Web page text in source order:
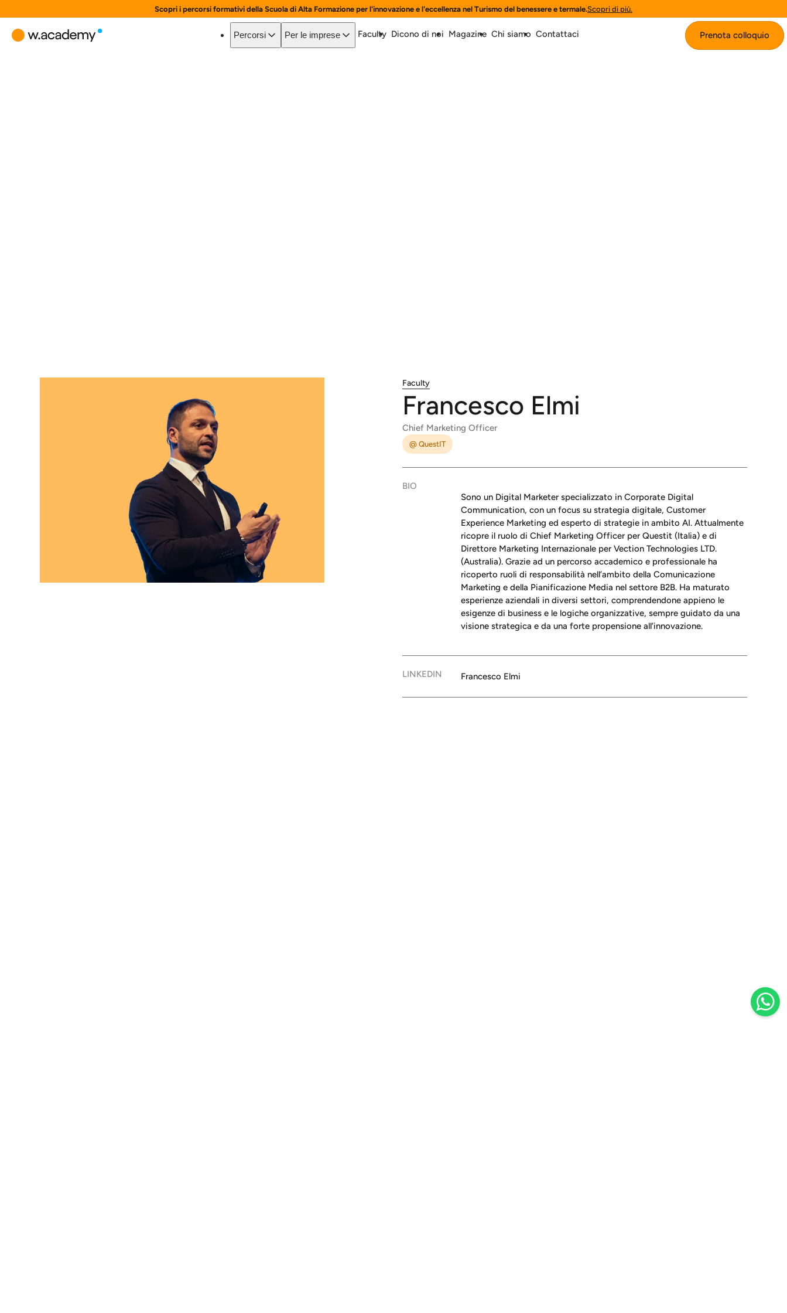
Scopri i percorsi formativi della Scuola di Alta Formazione per l'innovazione e l'eccellenza nel Turismo del benessere e termale.Scopri di più.
Percorsi Per le imprese Faculty Dicono di noi Magazine Chi siamo Contattaci
Prenota colloquio
Faculty
Francesco Elmi
Chief Marketing Officer
@ QuestIT
BIO
Sono un Digital Marketer specializzato in Corporate Digital
Communication, con un focus su strategia digitale, Customer
Experience Marketing ed esperto di strategie in ambito AI. Attualmente
ricopre il ruolo di Chief Marketing Officer per Questit (Italia) e di
Direttore Marketing Internazionale per Vection Technologies LTD.
(Australia). Grazie ad un percorso accademico e professionale ha
ricoperto ruoli di responsabilità nell’ambito della Comunicazione
Marketing e della Pianificazione Media nel settore B2B. Ha maturato
esperienze aziendali in diversi settori, comprendendone appieno le
esigenze di business e le logiche organizzative, sempre guidato da una
visione strategica e da una forte propensione all’innovazione.
LINKEDIN Francesco Elmi